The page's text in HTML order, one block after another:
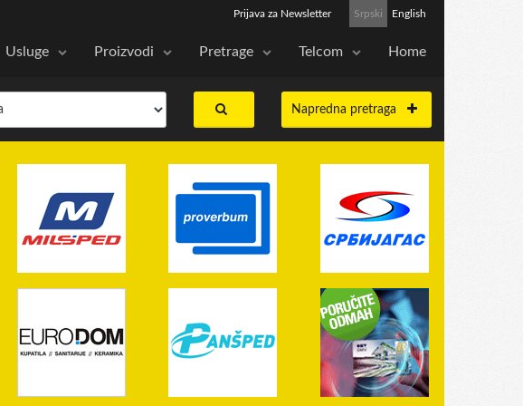
Srpski English
Prijava za Newsletter
Usluge Proizvodi Pretrage Telcom Home
Napredna pretraga